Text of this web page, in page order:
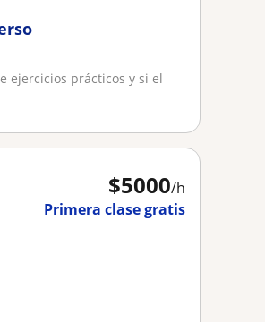
ejercicios prácticos y si el
$5000/h
Primera clase gratis